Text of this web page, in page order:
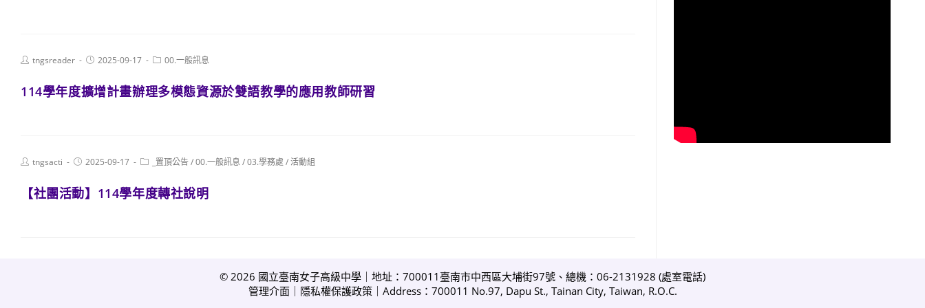
Posttngsreader
Post2025-09-17
Post00.一般訊息
114學年度擴增計畫辦理多模態資源於雙語教學的應用教師研習
Posttngsacti
Post2025-09-17
Post _置頂公告/00.一般訊息 /03.學務處 /活動組
【社團活動】114學年度轉社說明
© 2026 國立臺南女子高級中學｜地址：700011臺南市中西區大埔街97號、總機：06-2131928 (處室電話)
管理介面｜ 隱私權保護政策｜Address：700011 No.97, Dapu St., Tainan City, Taiwan, R.O.C.